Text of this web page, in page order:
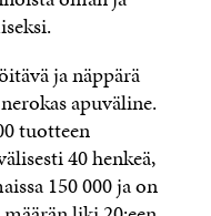
ja näppärä
apuväline.
tuotteen
40 henkeä,
150 000 ja on